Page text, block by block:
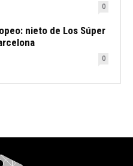
0
nieto de Los Súper
0